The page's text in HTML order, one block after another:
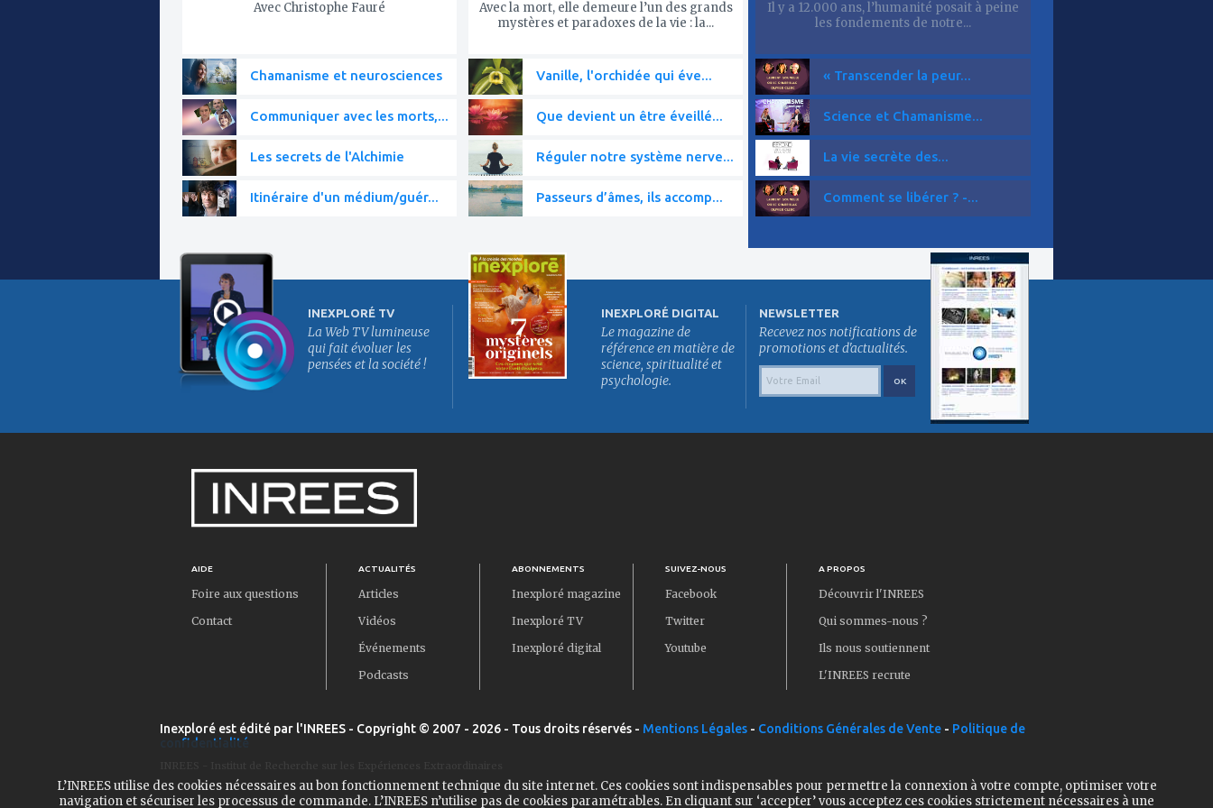
Avec Christophe Fauré
Chamanisme et neurosciences
Communiquer avec les morts,...
Les secrets de l'Alchimie
Itinéraire d'un médium/guér...
Avec la mort, elle demeure l’un des grands
mystères et paradoxes de la vie : la...
Vanille, l'orchidée qui éve...
Que devient un être éveillé...
Réguler notre système nerve...
Passeurs d’âmes, ils accomp...
Il y a 12.000 ans, l’humanité posait à peine
les fondements de notre...
« Transcender la peur...
Science et Chamanisme...
La vie secrète des...
Comment se libérer ? -...
INEXPLORÉ TV
La Web TV lumineuse
qui fait évoluer les
pensées et la société !
INEXPLORÉ DIGITAL
Le magazine de
référence en matière de
science, spiritualité et
psychologie.
NEWSLETTER
Recevez nos notifications de
promotions et d'actualités.
AIDE
Foire aux questions
Contact
ACTUALITÉS
Articles
Vidéos
Événements
Podcasts
ABONNEMENTS
Inexploré magazine
Inexploré TV
Inexploré digital
SUIVEZ-NOUS
Facebook
Twitter
Youtube
A PROPOS
Découvrir l'INREES
Qui sommes-nous ?
Ils nous soutiennent
L'INREES recrute
Inexploré est édité par l'INREES - Copyright © 2007 - 2026 - Tous droits réservés - Mentions Légales - Conditions Générales de Vente - Politique de
confidentialité
L’INREES utilise des cookies nécessaires au bon fonctionnement technique du site internet. Ces cookies sont indispensables pour permettre la connexion à votre compte, optimiser votre
navigation et sécuriser les processus de commande. L’INREES n’utilise pas de cookies paramétrables. En cliquant sur ‘accepter’ vous acceptez ces cookies strictement nécessaires à une